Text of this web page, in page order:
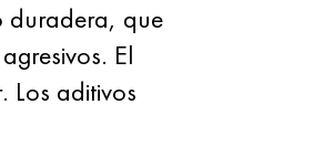
duradera, que
El
aditivos